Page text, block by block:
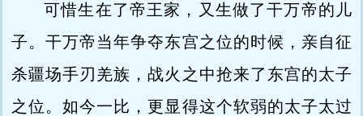
可惜生在了帝王家，又生做了干万帝的儿
子。干万帝当年争夺东宫之位的时候，亲自征
杀疆场手刃羌族，战火之中抢来了东宫的太子
之位。如今一比，更显得这个软弱的太子太过